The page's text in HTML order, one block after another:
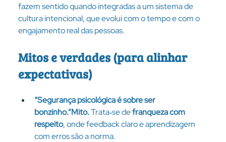
fazem sentido quando integradas a um sistema de
cultura intencional, que evolui com o tempo e com o
engajamento real das pessoas.
Mitos e verdades (para alinhar
expectativas)
“Segurança psicológica é sobre ser
bonzinho.”Mito. Trata‑se de franqueza com
respeito, onde feedback claro e aprendizagem
com erros são a norma.